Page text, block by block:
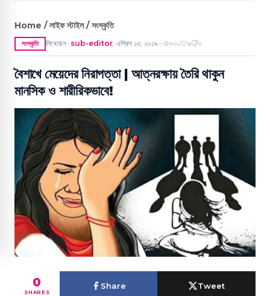
Home / লাইফ স্টাইল / সংস্কৃতি
সংস্কৃতি লিখেছেন ● sub-editor, এপ্রিল ১৩, ২০১৯ ● ৮০১ ৬ ০
বৈশাখে মেয়েদের নিরাপত্তা | আত্নরক্ষায় তৈরি থাকুন
মানসিক ও শারীরিকভাবে!
0
SHARES
Share Tweet